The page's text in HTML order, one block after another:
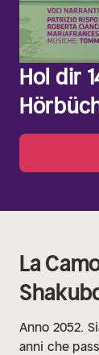
Hol dir
La
Anno 2052.
anni che